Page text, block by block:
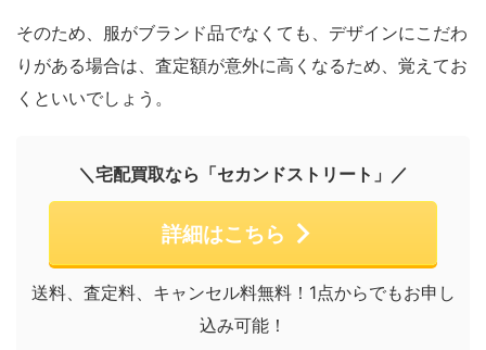
そのため、服がブランド品でなくても、デザインにこだわ
りがある場合は、査定額が意外に高くなるため、覚えてお
くといいでしょう。
＼宅配買取なら「セカンドストリート」／
詳細はこちら
送料、査定料、キャンセル料無料！1点からでもお申し
込み可能！